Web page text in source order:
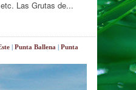
Las Grutas de...
|Punta Ballena |Punta